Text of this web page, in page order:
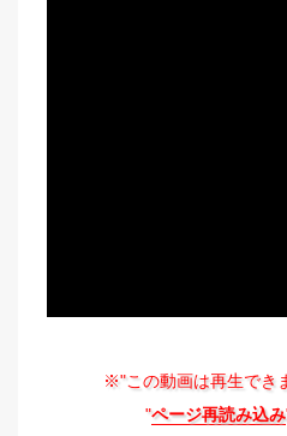
※"この動画は再生でき
"ページ再読み込み